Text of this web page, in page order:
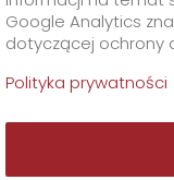
Rozwiązania
Transport dla
GO!GMO
>
GO!Automotive
GO! Dry Ice
Klient
Materiały
GO!
GO! Express &
ul.
Google Analytics
dotyczącej ochrony
Polityka prywatności